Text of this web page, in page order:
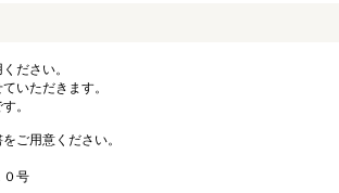
ださい。
いただきます。
。
ご用意ください。
０号